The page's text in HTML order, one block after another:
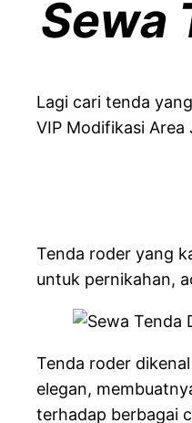
Sewa
Lagi cari tenda
VIP Modifikasi
Tenda roder yang
untuk pernikahan,
Tenda roder
elegan,
terhadap berbagai